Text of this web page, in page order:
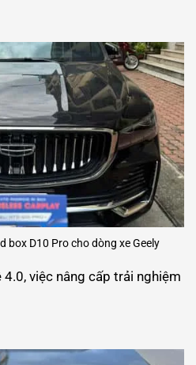
box D10 Pro cho dòng xe Geely
việc nâng cấp trải nghiệm